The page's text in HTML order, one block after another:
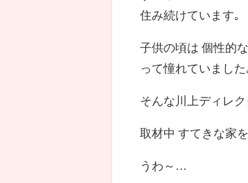
住み続けています｡
子供の頃は 個性的
って憧れていました
そんな川上ディレ
取材中 すてきな家
うわ～…